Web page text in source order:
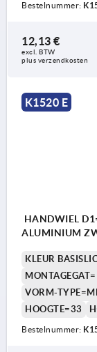
Bestelnummer:
12,13 €
excl. BTW
plus verzendkosten
K1520 E
HANDWIEL
ALUMINIUM
KLEUR
VORM-
HOOGTE=33
Bestelnummer: